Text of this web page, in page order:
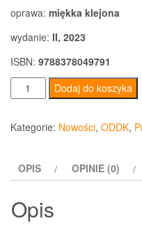
oprawa: miękka klejona
wydanie: II, 2023
ISBN: 9788378049791
ilość
Rodzice
w
pracy
dla
Dodaj do koszyka
Kategorie: Nowości, ODDK,
OPIS OPINIE (0)
Opis